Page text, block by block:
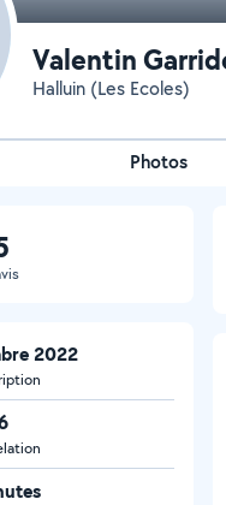
Valentin
Halluin (Les Ecoles)
Photos
2022